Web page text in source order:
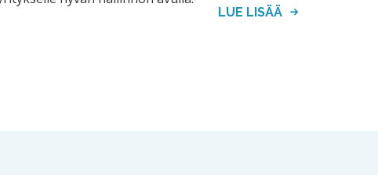
LUE LISÄÄ